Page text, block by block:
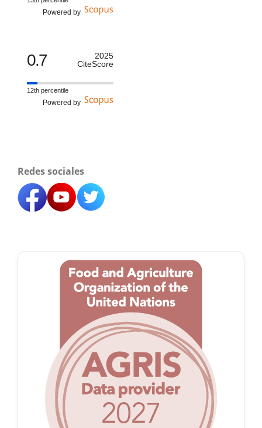
Powered by
0.7
2025
CiteScore
12th percentile
Powered by
Redes sociales